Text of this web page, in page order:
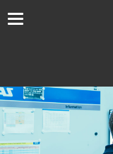
Toggle